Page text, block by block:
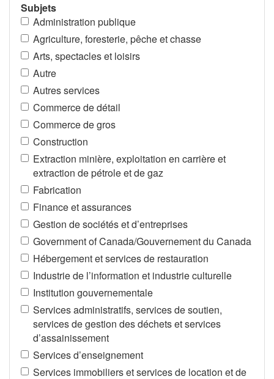
Subjets
Administration publique
Agriculture, foresterie, pêche et chasse
Arts, spectacles et loisirs
Autre
Autres services
Commerce de détail
Commerce de gros
Construction
Extraction minière, exploitation en carrière et
extraction de pétrole et de gaz
Fabrication
Finance et assurances
Gestion de sociétés et d’entreprises
Government of Canada/Gouvernement du Canada
Hébergement et services de restauration
Industrie de l’information et industrie culturelle
Institution gouvernementale
Services administratifs, services de soutien,
services de gestion des déchets et services
d’assainissement
Services d’enseignement
Services immobiliers et services de location et de